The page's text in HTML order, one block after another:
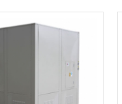
industriel. haute qualité
utilisation facile.